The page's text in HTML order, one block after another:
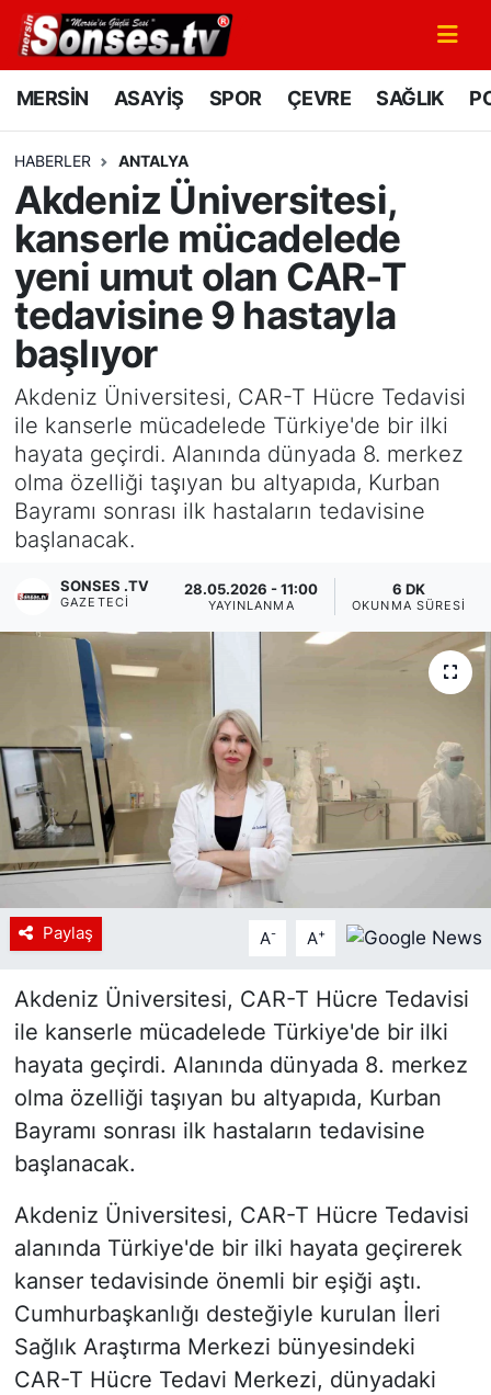
MERSİN ASAYİŞ SPOR ÇEVRE SAĞLIK
HABERLER ANTALYA
Akdeniz Üniversitesi,
kanserle mücadelede
yeni umut olan CAR-T
tedavisine 9 hastayla
başlıyor
Akdeniz Üniversitesi, CAR-T Hücre Tedavisi
ile kanserle mücadelede Türkiye'de bir ilki
hayata geçirdi. Alanında dünyada 8. merkez
olma özelliği taşıyan bu altyapıda, Kurban
Bayramı sonrası ilk hastaların tedavisine
başlanacak.
SONSES .TV
GAZETECI
28.05.2026 - 11:00
YAYINLANMA
6 DK
OKUNMA SÜRESI
Paylaş A- A+
Akdeniz Üniversitesi, CAR-T Hücre Tedavisi
ile kanserle mücadelede Türkiye'de bir ilki
hayata geçirdi. Alanında dünyada 8. merkez
olma özelliği taşıyan bu altyapıda, Kurban
Bayramı sonrası ilk hastaların tedavisine
başlanacak.
Akdeniz Üniversitesi, CAR-T Hücre Tedavisi
alanında Türkiye'de bir ilki hayata geçirerek
kanser tedavisinde önemli bir eşiği aştı.
Cumhurbaşkanlığı desteğiyle kurulan İleri
Sağlık Araştırma Merkezi bünyesindeki
CAR-T Hücre Tedavi Merkezi, dünyadaki
MERSİN
SPOR
GÜNÜN MANŞETİ
DÜNYA
KÜLTÜR - SANAT
MAGAZİN
SAĞLIK
Siyaset
YEREL HABER
Haberde insan
Tanıtım
Mersin Nöbetçi Eczaneler
Mersin Namaz Vakitleri
Mersin Trafik Yoğunluk Haritası
Süper Lig Puan Durumu ve Fikstür
Tüm Manşetler
Son Dakika Haberleri
Haber Arşivi